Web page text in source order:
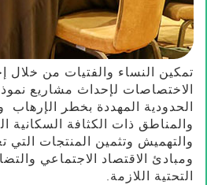
تمكين النساء والفتيات من
الاختصاصات لإحداث مشاريع
الحدودية المهددة بخطر
والمناطق ذات الكثافة السكانية
والتهميش وتثمين المنتجات التي
ومبادئ الاقتصاد الاجتماعي
التحتية اللازمة.